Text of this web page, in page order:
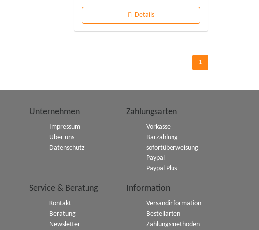
Details
1
Unternehmen
Impressum
Über uns
Datenschutz
Zahlungsarten
Vorkasse
Barzahlung
sofortüberweisung
Paypal
Paypal Plus
Service & Beratung
Kontakt
Beratung
Newsletter
Information
Versandinformation
Bestellarten
Zahlungsmethoden